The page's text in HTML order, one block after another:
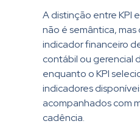
A distinção entre KPI
não é semântica,
indicador financeiro
contábil ou gerencial
enquanto o KPI
indicadores
acompanhados com
cadência.